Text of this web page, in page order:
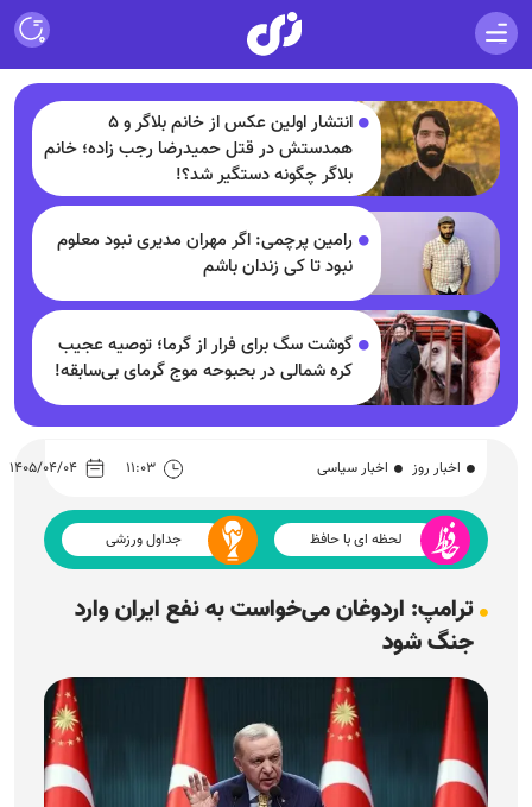
انتشار اولین عکس از خانم بلاگر و ۵
همدستش در قتل حمیدرضا رجب زاده؛ خانم
بلاگر چگونه دستگیر شد؟!
رامین پرچمی: اگر مهران مدیری نبود معلوم
نبود تا کی زندان باشم
گوشت سگ برای فرار از گرما؛ توصیه عجیب
کره شمالی در بحبوحه موج گرمای بی‌سابقه!
اخبار روز اخبار سیاسی ۱۱:۰۳ ۱۴۰۵/۰۴/۰۴
لحظه ای با حافظ جداول ورزشی
ترامپ: اردوغان می‌خواست به نفع ایران وارد
جنگ شود